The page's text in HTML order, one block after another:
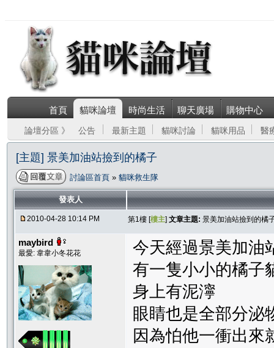
首頁 貓咪論壇 時尚生活 聊天廣場 購物中心
論壇分區 》 公告 最新主題 貓咪討論 貓咪用品 醫
[主題] 景美加油站撿到的橘子
討論區首頁 » 貓咪救生隊
發表人
2010-04-28 10:14 PM 第1樓 [樓主] 文章主題: 景美加油站撿到的橘
maybird
最愛: 韋韋小冬花花
今天經過景美加油
有一隻小小的橘子
身上有泥濘
眼睛也是全部分泌
因為怕他一衝出來